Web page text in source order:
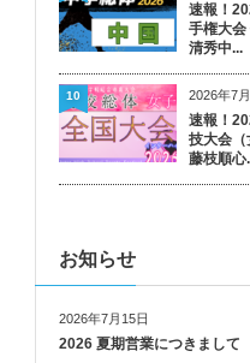
速報！
手権大会
清秀中...
2026年7
速報！
技大会（
藤枝順心
10
お知らせ
2026年7月15日
2026 夏期営業につきまして